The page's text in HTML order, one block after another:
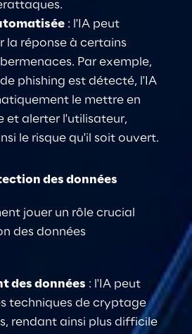
: l'IA peut
la réponse à certains
Par exemple,
phishing est détecté, l'IA
le mettre en
et alerter l'utilisateur,
le risque qu'il soit ouvert.
des données
jouer un rôle crucial
des données
des données : l'IA peut
techniques de cryptage
, rendant ainsi plus difficile